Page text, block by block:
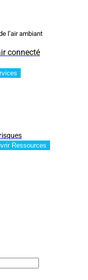
l’air ambiant
connecté
Ressources